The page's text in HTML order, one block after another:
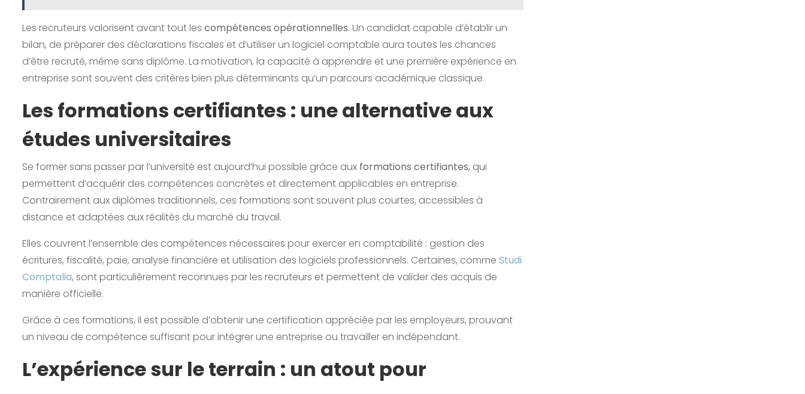
Les recruteurs valorisent avant tout les compétences opérationnelles. Un candidat capable d’établir un
bilan, de préparer des déclarations fiscales et d’utiliser un logiciel comptable aura toutes les chances
d’être recruté, même sans diplôme. La motivation, la capacité à apprendre et une première expérience en
entreprise sont souvent des critères bien plus déterminants qu’un parcours académique classique.
Les formations certifiantes : une alternative aux
études universitaires
Se former sans passer par l’université est aujourd’hui possible grâce aux formations certifiantes, qui
permettent d’acquérir des compétences concrètes et directement applicables en entreprise.
Contrairement aux diplômes traditionnels, ces formations sont souvent plus courtes, accessibles à
distance et adaptées aux réalités du marché du travail.
Elles couvrent l’ensemble des compétences nécessaires pour exercer en comptabilité : gestion des
écritures, fiscalité, paie, analyse financière et utilisation des logiciels professionnels. Certaines, comme Studi
Comptalia, sont particulièrement reconnues par les recruteurs et permettent de valider des acquis de
manière officielle.
Grâce à ces formations, il est possible d’obtenir une certification appréciée par les employeurs, prouvant
un niveau de compétence suffisant pour intégrer une entreprise ou travailler en indépendant.
L’expérience sur le terrain : un atout pour